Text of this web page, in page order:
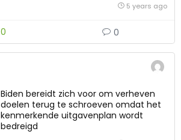
5 years ago
0 0
Biden bereidt zich voor om verheven
doelen terug te schroeven omdat het
kenmerkende uitgavenplan wordt
bedreigd